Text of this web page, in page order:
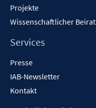
Projekte
Wissenschaftlicher Beirat
Services
Presse
IAB-Newsletter
Kontakt